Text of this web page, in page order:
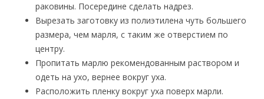
раковины. Посередине сделать надрез.
Вырезать заготовку из полиэтилена чуть большего
размера, чем марля, с таким же отверстием по
центру.
Пропитать марлю рекомендованным раствором и
одеть на ухо, вернее вокруг уха.
Расположить пленку вокруг уха поверх марли.